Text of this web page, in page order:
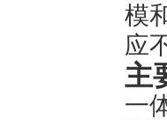
模
应
主
一